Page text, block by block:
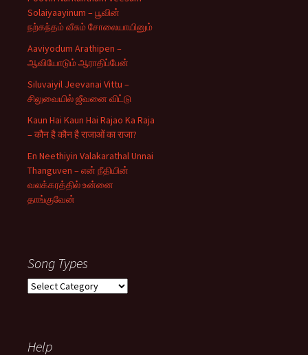
Solaiyaayinum – பூவின்
நற்கந்தம் வீசும் சோலையாயினும்
Aaviyodum Arathipen –
ஆவியோடும் ஆராதிப்பேன்
Siluvaiyil Jeevanai Vittu –
சிலுவையில் ஜீவனை விட்டு
Kaun Hai Kaun Hai Rajao Ka Raja
– कौन है कौन है राजाओं का राजा?
En Neethiyin Valakarathal Unnai
Thanguven – என் நீதியின்
வலக்கரத்தில் உன்னை
தாங்குவேன்
Song Types
Song
Help